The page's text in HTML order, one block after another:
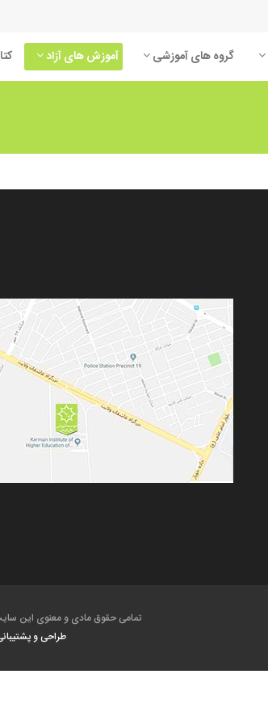
گروه های آموزشی
روانشناسی
آموزش های آزاد
تمامی حقوق مادی و معنوی این
طراحی و